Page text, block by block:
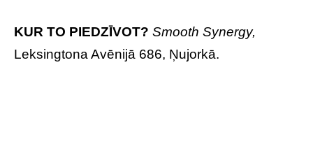
KUR TO PIEDZĪVOT? Smooth Synergy,
Leksingtona Avēnijā 686, Ņujorkā.